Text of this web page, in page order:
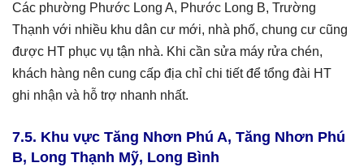
Các phường Phước Long A, Phước Long B, Trường
Thạnh với nhiều khu dân cư mới, nhà phố, chung cư cũng
được HT phục vụ tận nhà. Khi cần sửa máy rửa chén,
khách hàng nên cung cấp địa chỉ chi tiết để tổng đài HT
ghi nhận và hỗ trợ nhanh nhất.
7.5. Khu vực Tăng Nhơn Phú A, Tăng Nhơn Phú
B, Long Thạnh Mỹ, Long Bình